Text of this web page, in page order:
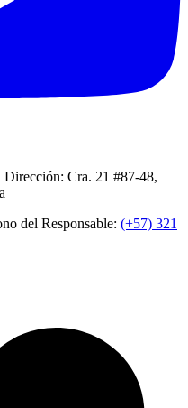
Cra. 21 #87-48,
del Responsable: (+57) 321